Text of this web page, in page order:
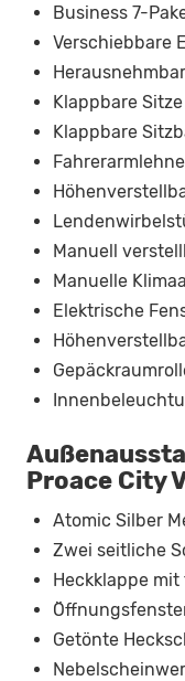
Business 7-
Verschiebbare
Klappbare
Klappbare
Fahrerarmlehne
Manuell
Manuelle
Elektrische
Proace City
Atomic Silber
Zwei seitliche
Heckklappe
Getönte